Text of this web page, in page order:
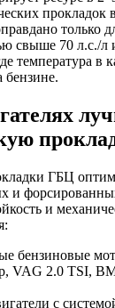
прокладок
только
свыше 70 л.с./л
температура в
бензине.
ГБЦ
и
и
бензиновые
VAG 2.0 TSI,
с